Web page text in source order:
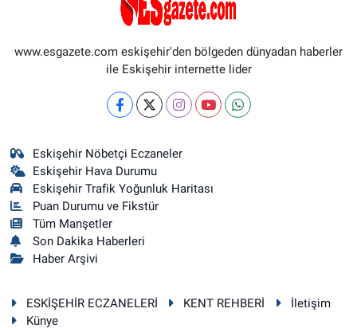
www.esgazete.com eskişehir'den bölgeden dünyadan haberler
ile Eskişehir internette lider
Eskişehir Nöbetçi Eczaneler
Eskişehir Hava Durumu
Eskişehir Trafik Yoğunluk Haritası
Puan Durumu ve Fikstür
Tüm Manşetler
Son Dakika Haberleri
Haber Arşivi
ESKİŞEHİR ECZANELERİ KENT REHBERİ
İletişim
Künye